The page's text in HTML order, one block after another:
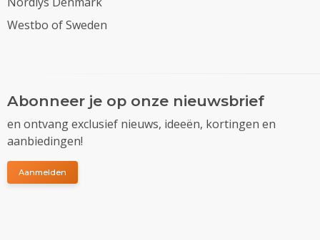
Westbo of Sweden
Abonneer je op onze nieuwsbrief
en ontvang exclusief nieuws, ideeën, kortingen en
aanbiedingen!
Aanmelden